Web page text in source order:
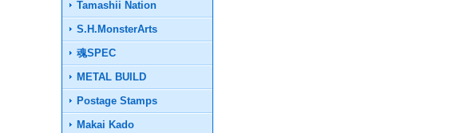
Tamashii Nation
S.H.MonsterArts
魂SPEC
METAL BUILD
Postage Stamps
Makai Kado